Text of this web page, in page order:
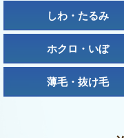
しわ・たるみ
ホクロ・いぼ
薄毛・抜け毛